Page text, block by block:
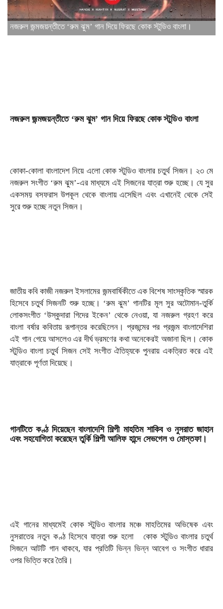
নজরুল জন্মজয়ন্তীতে ‘রুম ঝুম’ গান দিয়ে ফিরছে কোক স্টুডিও বাংলা।
নজরুল জন্মজয়ন্তীতে ‘রুম ঝুম’ গান দিয়ে ফিরছে কোক স্টুডিও বাংলা
কোকা-কোলা বাংলাদেশ নিয়ে এলো কোক স্টুডিও বাংলার চতুর্থ সিজন। ২৩ মে
নজরুল সংগীত ‘রুম ঝুম’-এর মাধ্যমে এই সিজনের যাত্রা শুরু হচ্ছে। যে সুর
একসময় বসফরাস উপকূল থেকে বাংলায় এসেছিল এবং এখানেই থেকে সেই
সুরে শুরু হচ্ছে নতুন সিজন।
জাতীয় কবি কাজী নজরুল ইসলামের জন্মবার্ষিকীতে এক বিশেষ সাংস্কৃতিক স্মারক
হিসেবে চতুর্থ সিজনটি শুরু হচ্ছে। ‘রুম ঝুম’ গানটির মূল সুর অটোমান-তুর্কি
লোকসংগীত ‘উস্কুদারা গিদের ইকেন’ থেকে নেওয়া, যা নজরুল গ্রহণ করে
বাংলা বর্ষার কবিতায় রূপান্তর করেছিলেন। প্রজন্মের পর প্রজন্ম বাংলাদেশিরা
এই গান গেয়ে আসলেও এর দীর্ঘ ভ্রমণের কথা অনেকেরই অজানা ছিল। কোক
স্টুডিও বাংলা চতুর্থ সিজন সেই সংগীত ঐতিহ্যকে পুনরায় একত্রিত করে এই
যাত্রাকে পূর্ণতা দিয়েছে।
গানটিতে কণ্ঠ দিয়েছেন বাংলাদেশি শিল্পী মাহতিম শাকিব ও নুসরাত জাহান
এবং সহযোগিতা করেছেন তুর্কি শিল্পী আলিফ হান্দে সেভগেল ও মোস্তফা।
এই গানের মাধ্যমেই কোক স্টুডিও বাংলার মঞ্চে মাহতিমের অভিষেক এবং
নুসরাতের নতুন কণ্ঠ হিসেবে যাত্রা শুরু হলো কোক স্টুডিও বাংলার চতুর্থ
সিজনে আটটি গান থাকবে, যার প্রতিটি ভিন্ন ভিন্ন আবেগ ও সংগীত ধারার
ওপর ভিত্তি করে তৈরি।